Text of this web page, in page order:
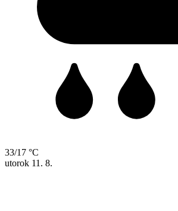
33/17 °C
utorok 11. 8.